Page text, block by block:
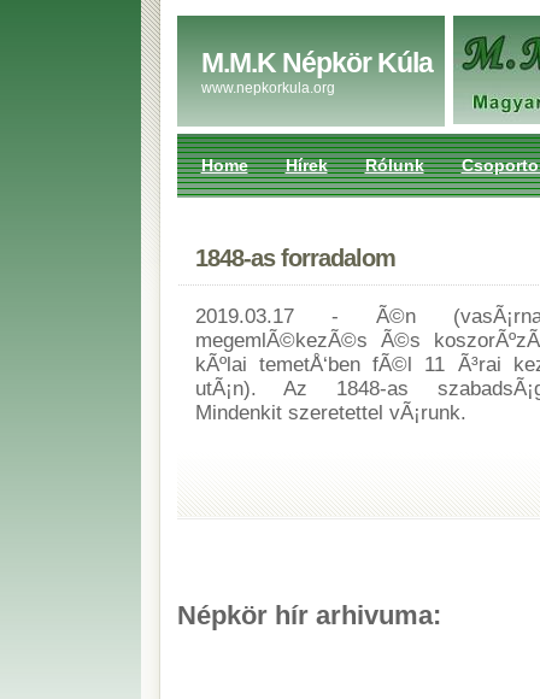
M.M.K Népkör Kúla
www.nepkorkula.org
Home Hírek Rólunk
1848-as forradalom
2019.03.17 - Ã©n
megemlÃ©kezÃ©s Ã©s
kÃºlai temetÅ‘ben fÃ©l 11 Ã³rai
utÃ¡n). Az 1848-as
Mindenkit szeretettel vÃ¡runk.
Népkör hír arhivuma: